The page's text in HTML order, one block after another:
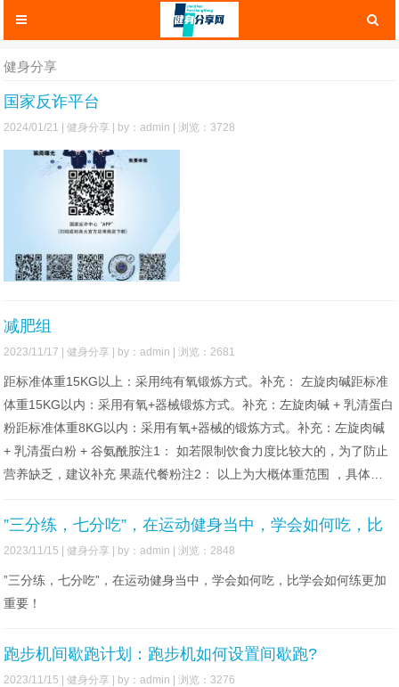
健身分享
国家反诈平台
2024/01/21 |健身分享 | by：admin | 浏览：3728
减肥组
2023/11/17 |健身分享 | by：admin | 浏览：2681
距标准体重15KG以上：采用纯有氧锻炼方式。补充： 左旋肉碱距标准
体重15KG以内：采用有氧+器械锻炼方式。补充：左旋肉碱 + 乳清蛋白
粉距标准体重8KG以内：采用有氧+器械的锻炼方式。补充：左旋肉碱
+ 乳清蛋白粉 + 谷氨酰胺注1： 如若限制饮食力度比较大的，为了防止
营养缺乏，建议补充 果蔬代餐粉注2： 以上为大概体重范围 ，具体情
”三分练，七分吃”，在运动健身当中，学会如何吃，比
学会如何练更加重要！
2023/11/15 |健身分享 | by：admin | 浏览：2848
”三分练，七分吃”，在运动健身当中，学会如何吃，比学会如何练更加
重要！
跑步机间歇跑计划：跑步机如何设置间歇跑?
2023/11/15 |健身分享 | by：admin | 浏览：3276